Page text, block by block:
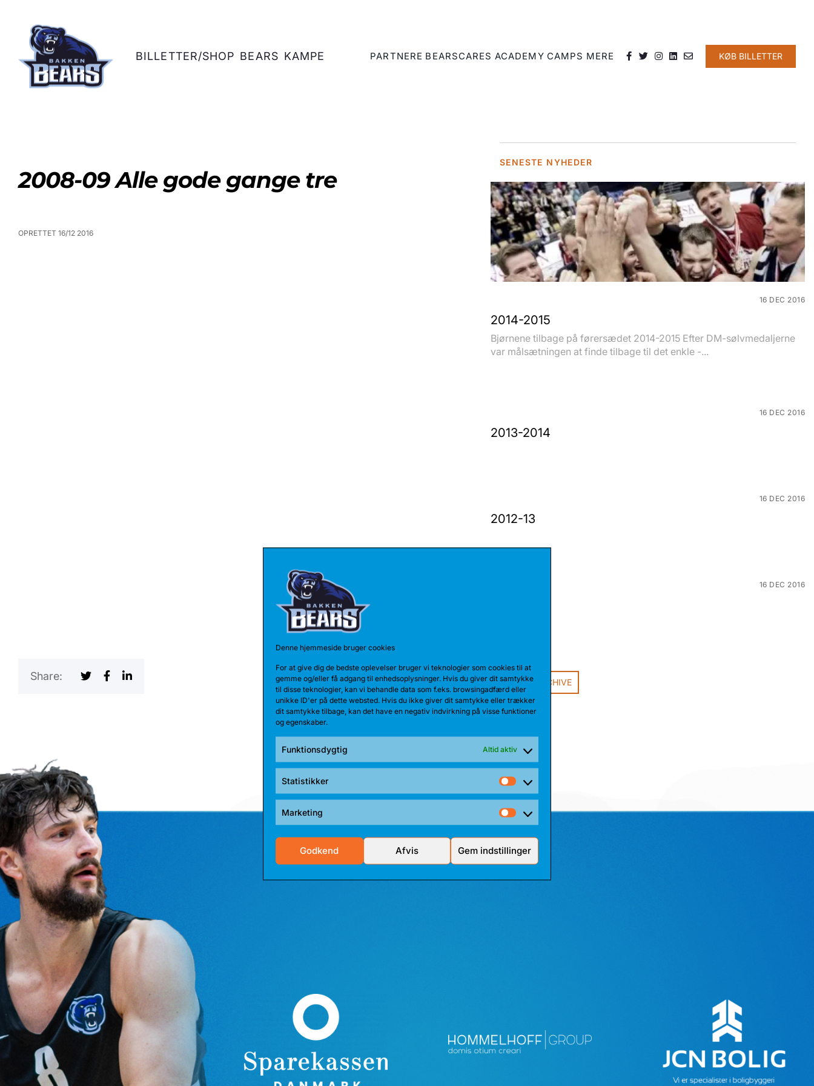
Denne hjemmeside bruger cookies
For at give dig de bedste oplevelser bruger vi teknologier som cookies til at
gemme og/eller få adgang til enhedsoplysninger. Hvis du giver dit samtykke
til disse teknologier, kan vi behandle data som f.eks. browsingadfærd eller
unikke ID'er på dette websted. Hvis du ikke giver dit samtykke eller trækker
dit samtykke tilbage, kan det have en negativ indvirkning på visse funktioner
og egenskaber.
Funktionsdygtig Altid aktiv
Statistikker
Statistikker
Marketing
Marketing
Godkend Afvis Gem indstillinger
BILLETTER/SHOP BEARS KAMPE PARTNERE BEARSCARES ACADEMY CAMPS MERE KØB BILLETTER
2008-09 Alle gode gange tre
OPRETTET 16/12 2016
Share:
SENESTE NYHEDER
16 DEC 2016
2014-2015
Bjørnene tilbage på førersædet 2014-2015 Efter DM-sølvmedaljerne
var målsætningen at finde tilbage til det enkle -...
16 DEC 2016
2013-2014
16 DEC 2016
2012-13
16 DEC 2016
NEWS ARCHIVE